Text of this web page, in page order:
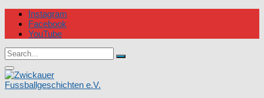
Skip
content
Instagram
Facebook
YouTube
Circular
focus
Search
for:
Search
focus